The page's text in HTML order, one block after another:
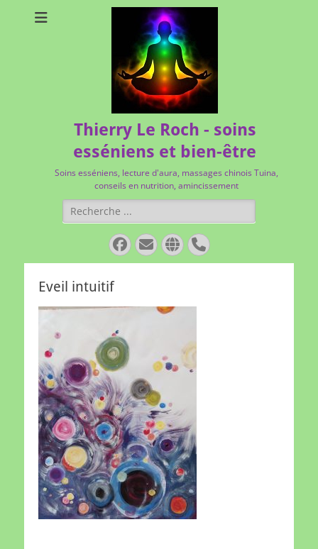
Thierry Le Roch - soins
esséniens et bien-être
Soins esséniens, lecture d'aura, massages chinois Tuina,
conseils en nutrition, amincissement
Rechercher :
Facebook
E-
mail
Site
web
Tél
Eveil intuitif